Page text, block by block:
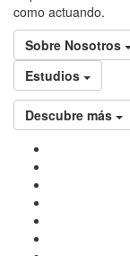
como actuando.
Sobre Nosotros
Estudios
Descubre más